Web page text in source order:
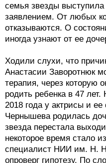
семья звезды
заявлением. От любых
отказываются. О
иногда узнают от ее
Ходили слухи, что
Анастасии Заворотнюк
терапия, через которую
родить ребенка в 47
2018 года у актрисы и
Чернышева родилась
звезда перестала
некоторое время стало
специалист НИИ им. Н.
опроверг гипотезу. По